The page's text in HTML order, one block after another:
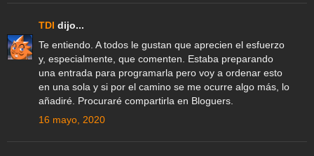
TDI dijo...
Te entiendo. A todos le gustan que aprecien el esfuerzo
y, especialmente, que comenten. Estaba preparando
una entrada para programarla pero voy a ordenar esto
en una sola y si por el camino se me ocurre algo más, lo
añadiré. Procuraré compartirla en Bloguers.
16 mayo, 2020